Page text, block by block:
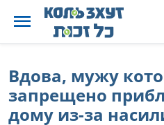
Вдова, мужу
запрещено
дому из-за